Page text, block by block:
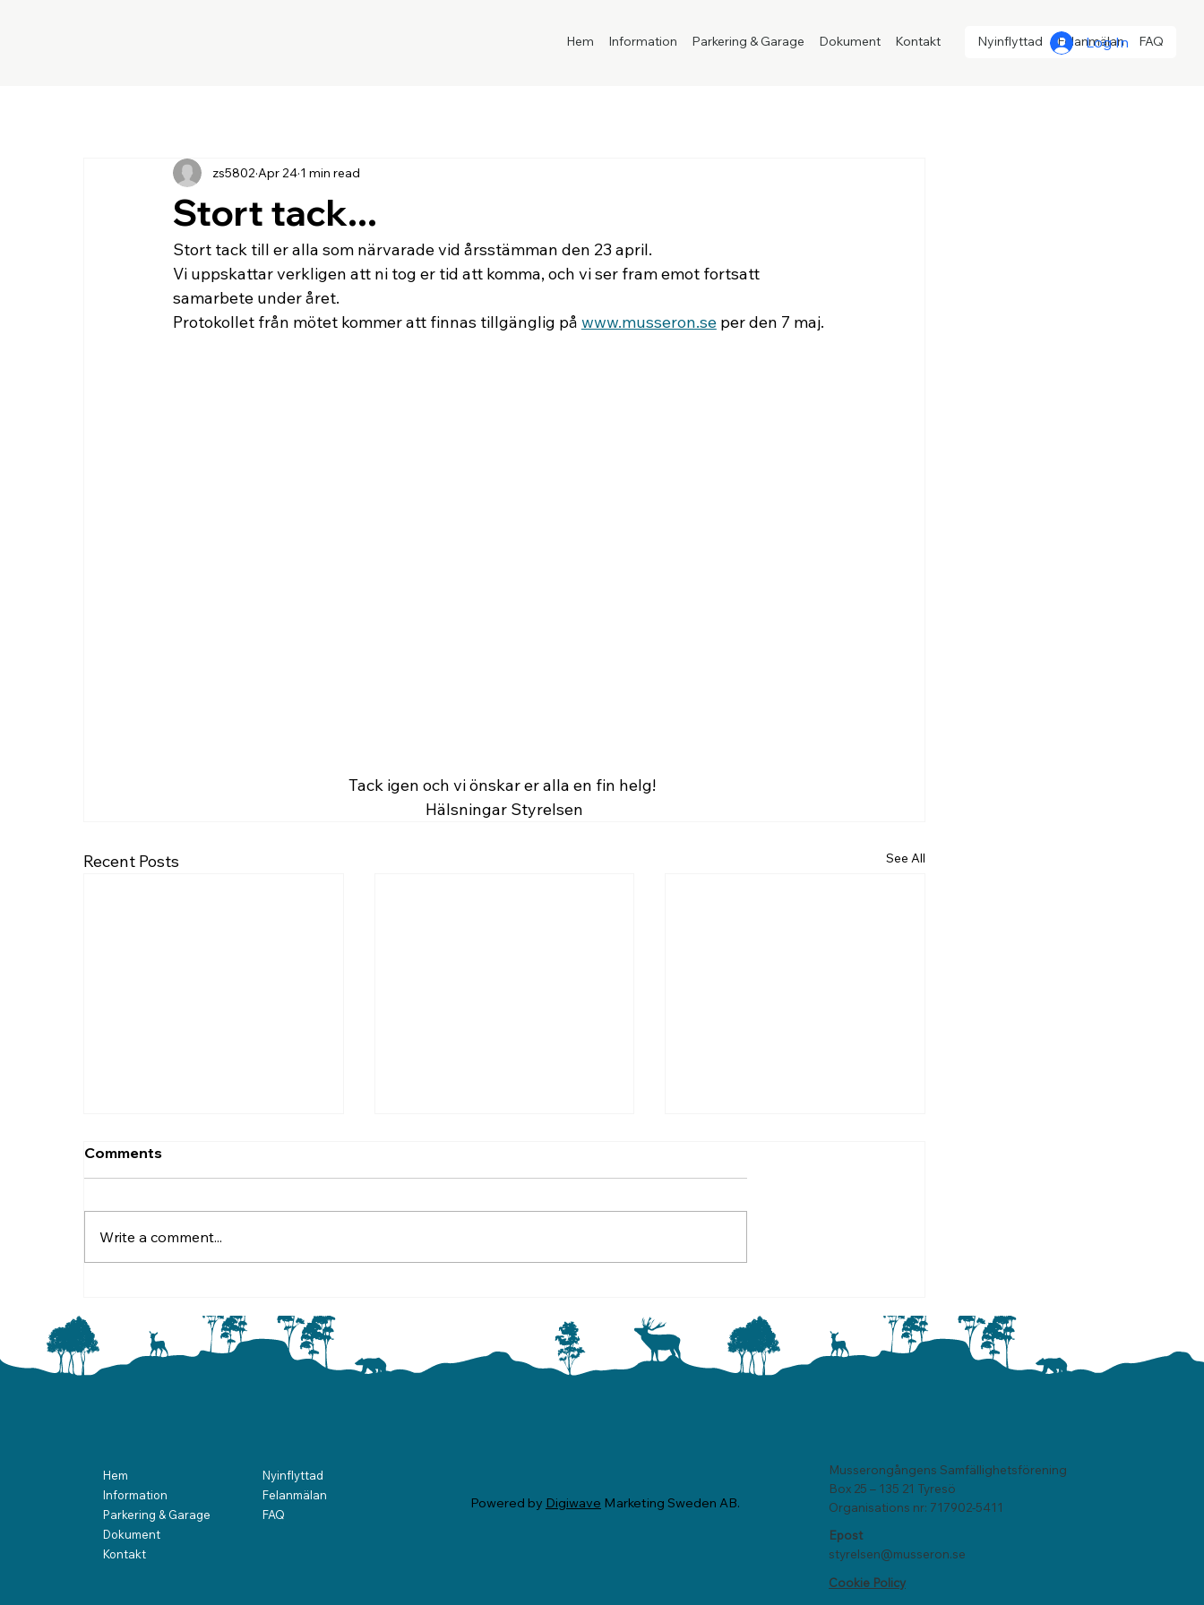
Hem Information Parkering & Garage Dokument Kontakt Nyinflyttad Felanmälan FAQ
Log In
Stort tack...
zs5802 Apr 24 1 min read
Stort tack till er alla som närvarade vid årsstämman den 23 april.
Vi uppskattar verkligen att ni tog er tid att komma, och vi ser fram emot fortsatt
samarbete under året.
Protokollet från mötet kommer att finnas tillgänglig på www.musseron.se per den 7 maj.
Tack igen och vi önskar er alla en fin helg!
Hälsningar Styrelsen
Recent Posts See All
Strömavbrott 18 maj
Comments
Write a comment...
Hem
Information
Parkering & Garage
Dokument
Kontakt
Nyinflyttad
Felanmälan
FAQ
Powered by Digiwave Marketing Sweden AB.
Musserongångens Samfällighetsförening
Box 25 – 135 21 Tyresö
Organisations nr: 717902-5411
Epost
styrelsen@musseron.se
Cookie Policy